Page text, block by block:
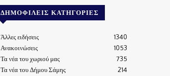
ΔΗΜΟΦΙΛΕΊΣ ΚΑΤΗΓΟΡΊΕΣ
Άλλες ειδήσεις
1340
Ανακοινώσεις
1053
Τα νέα του χωριού μας
735
Τα νέα του Δήμου Σάμης
214